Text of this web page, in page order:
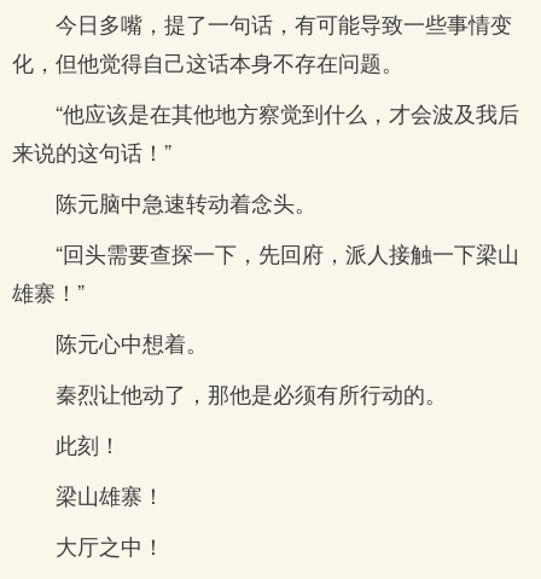
今日多嘴，提了一句话，有可能导致一些事情变
化，但他觉得自己这话本身不存在问题。
“他应该是在其他地方察觉到什么，才会波及我后
来说的这句话！”
陈元脑中急速转动着念头。
“回头需要查探一下，先回府，派人接触一下梁山
雄寨！”
陈元心中想着。
秦烈让他动了，那他是必须有所行动的。
此刻！
梁山雄寨！
大厅之中！